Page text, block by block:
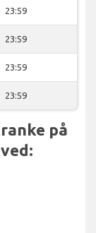
23:59
23:59
23:59
23:59
på